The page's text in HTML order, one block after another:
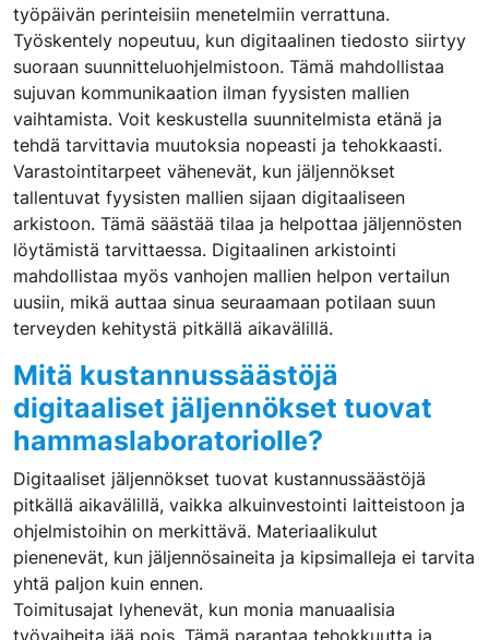
työpäivän perinteisiin menetelmiin verrattuna.
Työskentely nopeutuu, kun digitaalinen tiedosto siirtyy
suoraan suunnitteluohjelmistoon. Tämä mahdollistaa
sujuvan kommunikaation ilman fyysisten mallien
vaihtamista. Voit keskustella suunnitelmista etänä ja
tehdä tarvittavia muutoksia nopeasti ja tehokkaasti.
Varastointitarpeet vähenevät, kun jäljennökset
tallentuvat fyysisten mallien sijaan digitaaliseen
arkistoon. Tämä säästää tilaa ja helpottaa jäljennösten
löytämistä tarvittaessa. Digitaalinen arkistointi
mahdollistaa myös vanhojen mallien helpon vertailun
uusiin, mikä auttaa sinua seuraamaan potilaan suun
terveyden kehitystä pitkällä aikavälillä.
Mitä kustannussäästöjä
digitaaliset jäljennökset tuovat
hammaslaboratoriolle?
Digitaaliset jäljennökset tuovat kustannussäästöjä
pitkällä aikavälillä, vaikka alkuinvestointi laitteistoon ja
ohjelmistoihin on merkittävä. Materiaalikulut
pienenevät, kun jäljennösaineita ja kipsimalleja ei tarvita
yhtä paljon kuin ennen.
Toimitusajat lyhenevät, kun monia manuaalisia
työvaiheita jää pois. Tämä parantaa tehokkuutta ja